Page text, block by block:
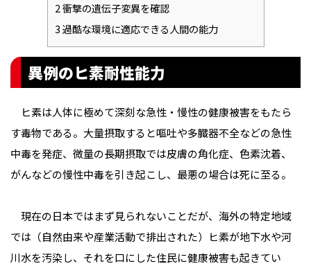
2衝撃の遺伝子変異を確認
3過酷な環境に適応できる人間の能力
異例のヒ素耐性能力
ヒ素は人体に極めて深刻な急性・慢性の健康被害をもたら
す毒物である。大量摂取すると嘔吐や多臓器不全などの急性
中毒を発症、微量の長期摂取では皮膚の角化症、色素沈着、
がんなどの慢性中毒を引き起こし、最悪の場合は死に至る。
現在の日本ではまず見られないことだが、海外の特定地域
では（自然由来や産業活動で排出された）ヒ素が地下水や河
川水を汚染し、それを口にした住民に健康被害も起きてい